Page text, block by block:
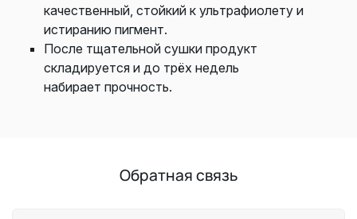
качественный, стойкий к ультрафиолету и
истиранию пигмент.
После тщательной сушки продукт
складируется и до трёх недель
набирает прочность.
Обратная связь